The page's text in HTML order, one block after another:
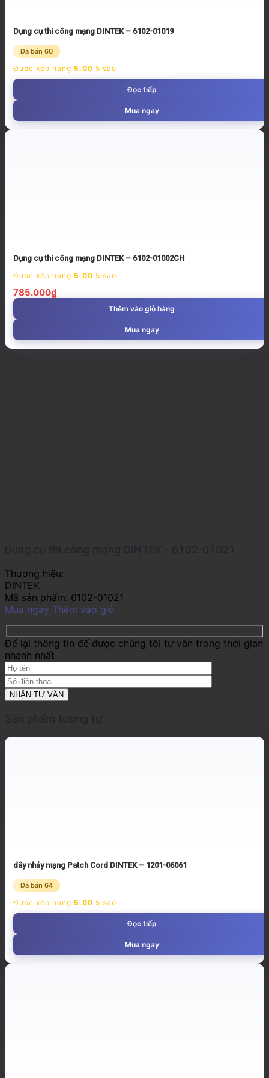
Dụng cụ thi công mạng DINTEK – 6102-01019
Đã bán 60
Được xếp hạng 5.00 5 sao
Đọc tiếp
Mua ngay
Dụng cụ thi công mạng DINTEK – 6102-01002CH
Được xếp hạng 5.00 5 sao
785.000₫
Thêm vào giỏ hàng
Mua ngay
Thương hiệu:
DINTEK
Mã sản phẩm: 6102-01021
Mua ngay Thêm vào giỏ
Để lại thông tin để được chúng tôi tư vấn trong thời gian
nhanh nhất
dây nhảy mạng Patch Cord DINTEK – 1201-06061
Đã bán 64
Được xếp hạng 5.00 5 sao
Đọc tiếp
Mua ngay